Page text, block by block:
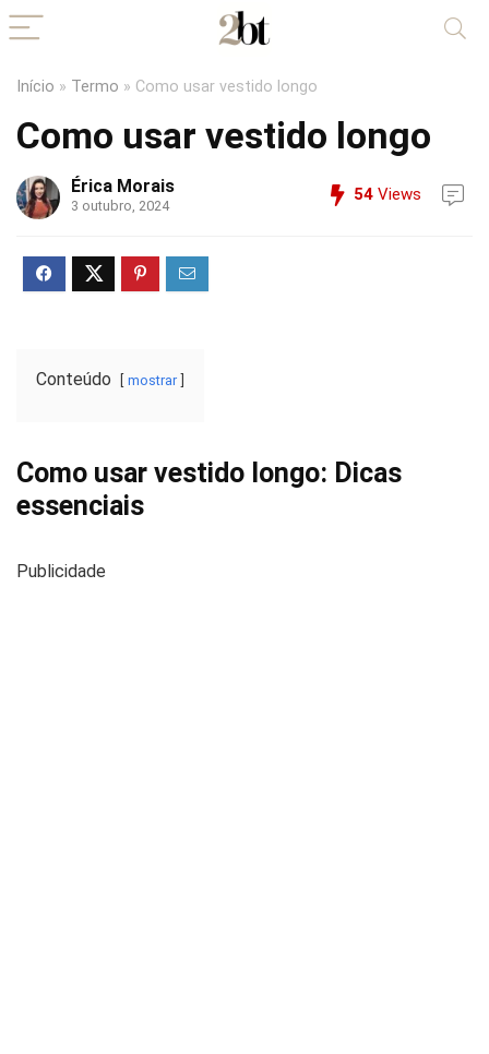
Início » Termo » Como usar vestido longo
Como usar vestido longo
Érica Morais
3 outubro, 2024
54 Views
Conteúdo mostrar
Como usar vestido longo: Dicas
essenciais
Publicidade